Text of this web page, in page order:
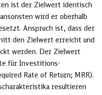
ist der Zielwert identisch
wird er oberhalb
Anspruch ist, dass der
den Zielwert erreicht und
werden. Der Zielwert
für Investitions­
Rate of Return; MRR).
resultieren